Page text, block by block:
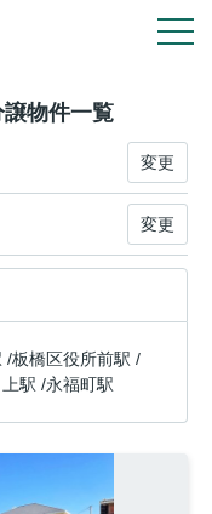
や各種お手続き
社が窓口として
物件一覧
変更
変更
/板橋区役所前駅 /
駅 /永福町駅